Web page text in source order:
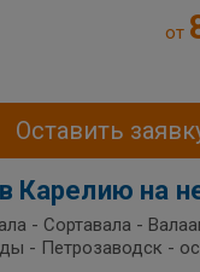
от
Оставить
Карелию на
- Сортавала -
- Петрозаводск -